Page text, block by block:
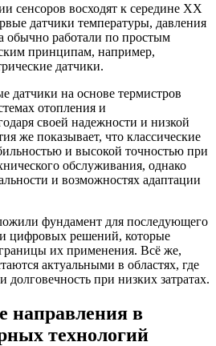
сенсоров восходят к середине XX
датчики температуры, давления
обычно работали по простым
принципам, например,
датчики.
датчики на основе термистров
отопления и
своей надежности и низкой
же показывает, что классические
и высокой точностью при
обслуживания, однако
и возможностях адаптации
фундамент для последующего
цифровых решений, которые
их применения. Всё же,
актуальными в областях, где
долговечность при низких затратах.
направления в
технологий